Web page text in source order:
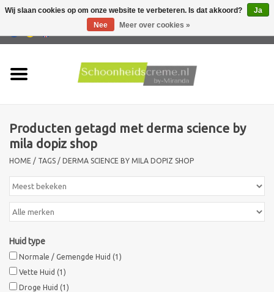
Producten
Huidproblemen
Mannen verzorging
Nieuw !!
Producten getagd met derma science by
mila dopiz shop
HOME / TAGS / DERMA SCIENCE BY MILA DOPIZ SHOP
Huid type
Normale / Gemengde Huid (1)
Vette Huid (1)
Droge Huid (1)
Wij slaan cookies op om onze website te verbeteren. Is dat akkoord?
Ja
Nee
Meer over cookies »